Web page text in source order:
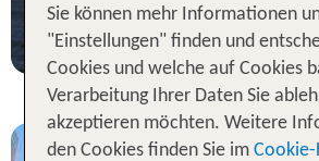
Sie können mehr Informationen
"Einstellungen" finden und
Cookies und welche auf Cookies
Verarbeitung Ihrer Daten Sie
akzeptieren möchten. Weitere
den Cookies finden Sie im